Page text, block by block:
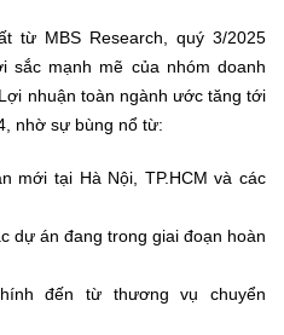
từ MBS Research, quý 3/2025
mạnh mẽ của nhóm doanh
nhuận toàn ngành ước tăng tới
nhờ sự bùng nổ từ:
mới tại Hà Nội, TP.HCM và các
dự án đang trong giai đoạn hoàn
đến từ thương vụ chuyển